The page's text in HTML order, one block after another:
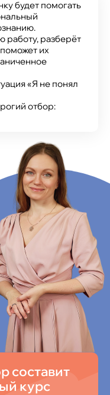
будет помогать
разберёт
их
«Я не понял
отбор:
составит
курс